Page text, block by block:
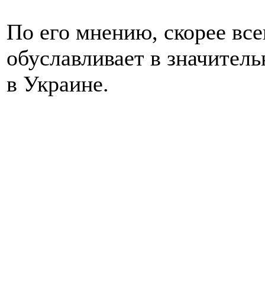
По его мнению, скорее
обуславливает в
в Украине.